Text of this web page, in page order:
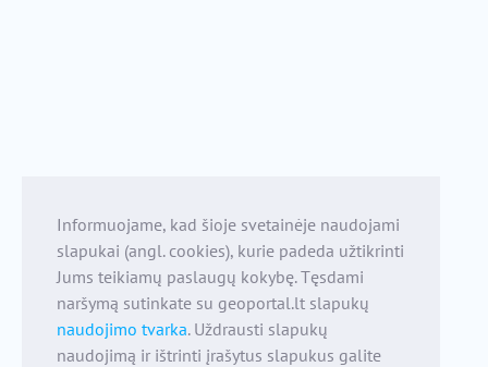
Informuojame, kad šioje svetainėje naudojami
slapukai (angl. cookies), kurie padeda užtikrinti
Jums teikiamų paslaugų kokybę. Tęsdami
naršymą sutinkate su geoportal.lt slapukų
naudojimo tvarka. Uždrausti slapukų
naudojimą ir ištrinti įrašytus slapukus galite